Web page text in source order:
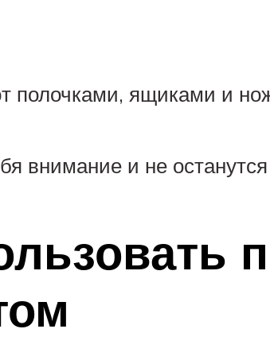
полочками, ящиками и
внимание и не